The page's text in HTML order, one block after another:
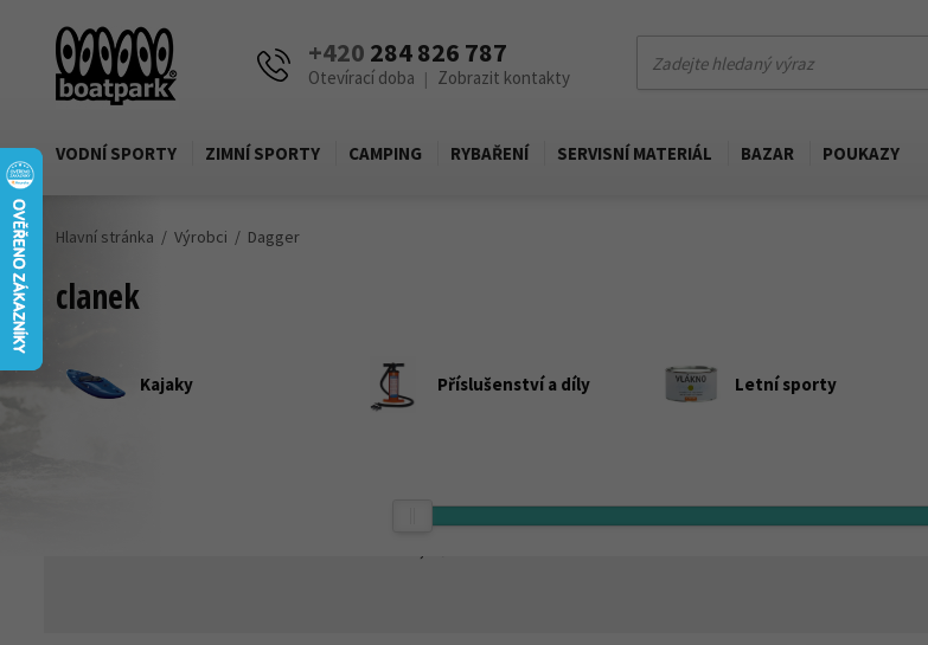
+420 284 826 787
Otevírací doba | Zobrazit kontakty
VODNÍ SPORTY ZIMNÍ SPORTY CAMPING RYBAŘENÍ SERVISNÍ MATERIÁL BAZAR POUKAZY
Hlavní stránka Výrobci Dagger
clanek
Kajaky Příslušenství a díly Letní sporty